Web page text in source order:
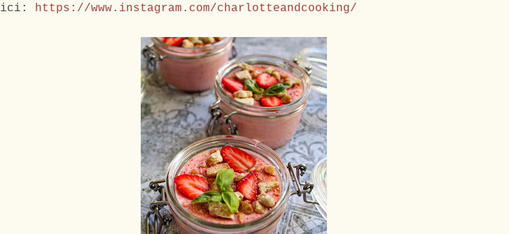
ici: https://www.instagram.com/charlotteandcooking/